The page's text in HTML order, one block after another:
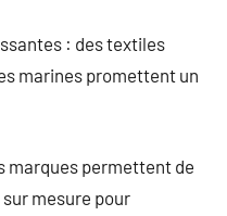
: des textiles
marines promettent un
marques permettent de
mesure pour